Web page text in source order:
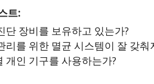
트:
단 장비를 보유하고 있는가?
리를 위한 멸균 시스템이 잘 갖춰
개인 기구를 사용하는가?